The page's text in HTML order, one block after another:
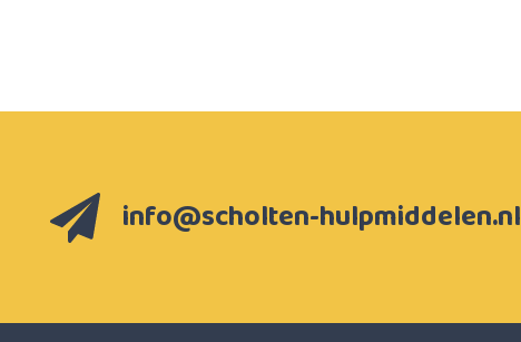
info@scholten-hulpmiddelen.nl